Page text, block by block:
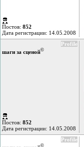
Постов: 852
Дата регистрации: 14.05.2008
Profile
шаги за сценой©
Постов: 852
Дата регистрации: 14.05.2008
Profile
©